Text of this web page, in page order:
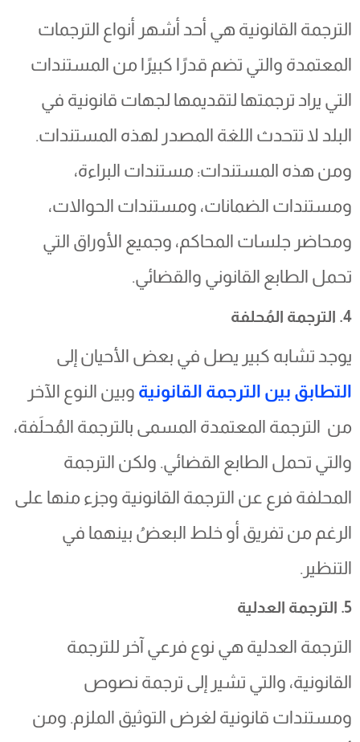
الترجمة القانونية هي أحد أشهر أنواع الترجمات
المعتمدة والتي تضم قدرًا كبيرًا من المستندات
التي يراد ترجمتها لتقديمها لجهات قانونية في
البلد لا تتحدث اللغة المصدر لهذه المستندات.
ومن هذه المستندات: مستندات البراءة،
ومستندات الضمانات، ومستندات الحوالات،
ومحاضر جلسات المحاكم، وجميع الأوراق التي
تحمل الطابع القانوني والقضائي.
4. الترجمة المُحلفة
يوجد تشابه كبير يصل في بعض الأحيان إلى
التطابق بين الترجمة القانونيةوبين النوع الآخر
من الترجمة المعتمدة المسمى بالترجمة المُحلَفة،
والتي تحمل الطابع القضائي. ولكن الترجمة
المحلفة فرع عن الترجمة القانونية وجزء منها على
الرغم من تفريق أو خلط البعضُ بينهما في
التنظير.
الترجمة العدلية هي نوع فرعي آخر للترجمة
القانونية، والتي تشير إلى ترجمة نصوص
ومستندات قانونية لغرض التوثيق الملزم. ومن